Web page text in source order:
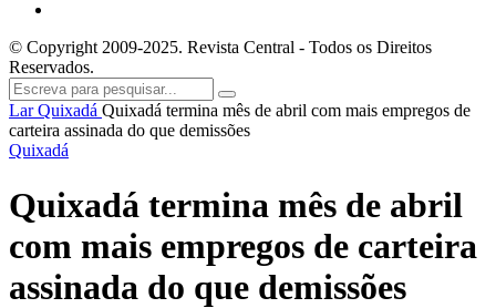
© Copyright 2009-2025. Revista Central - Todos os Direitos
Reservados.
LarQuixadá Quixadá termina mês de abril com mais empregos de
carteira assinada do que demissões
Quixadá
Quixadá termina mês de abril
com mais empregos de carteira
assinada do que demissões